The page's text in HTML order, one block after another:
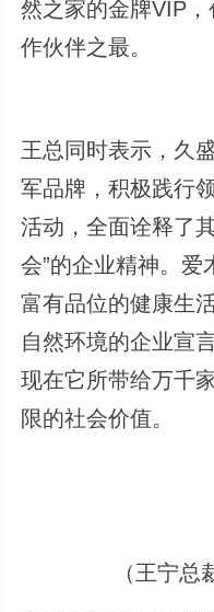
然之家的金牌VIP
作伙伴之最。
王总同时表示，久
军品牌，积极践行
活动，全面诠释了
会”的企业精神。爱
富有品位的健康生
自然环境的企业宣
现在它所带给万千
限的社会价值。
（王宁总